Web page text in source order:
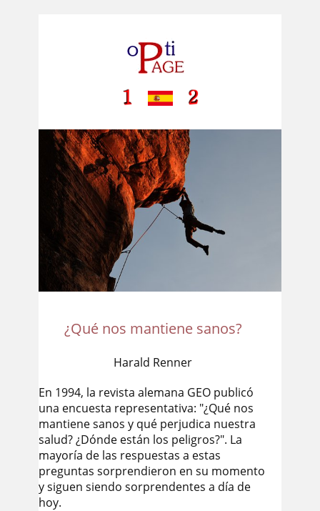
¿Qué nos mantiene sanos?
Harald Renner
En 1994, la revista alemana GEO publicó
una encuesta representativa: "¿Qué nos
mantiene sanos y qué perjudica nuestra
salud? ¿Dónde están los peligros?". La
mayoría de las respuestas a estas
preguntas sorprendieron en su momento
y siguen siendo sorprendentes a día de
hoy.